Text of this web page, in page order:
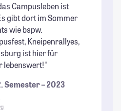
Campusleben ist
gibt dort im Sommer
wie bspw.
Kneipenrallyes,
ist hier für
lebenswert!"
Semester – 2023